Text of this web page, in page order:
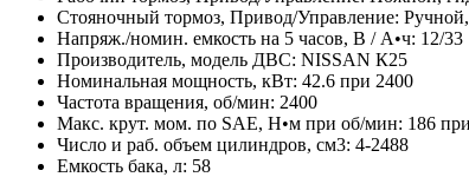
Стояночный тормоз, Привод/Управление:
Напряж./номин. емкость на 5 часов, В / А•ч: 12/33
Производитель, модель ДВС: NISSAN К25
Номинальная мощность, кВт: 42.6 при 2400
Частота вращения, об/мин: 2400
Макс. крут. мом. пo SAE, Н•м при об/мин: 186
Число и раб. объем цилиндров, см3: 4-2488
Емкость бака, л: 58